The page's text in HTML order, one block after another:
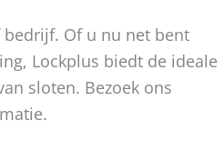
Of u nu net bent
Lockplus biedt de ideale
sloten. Bezoek ons